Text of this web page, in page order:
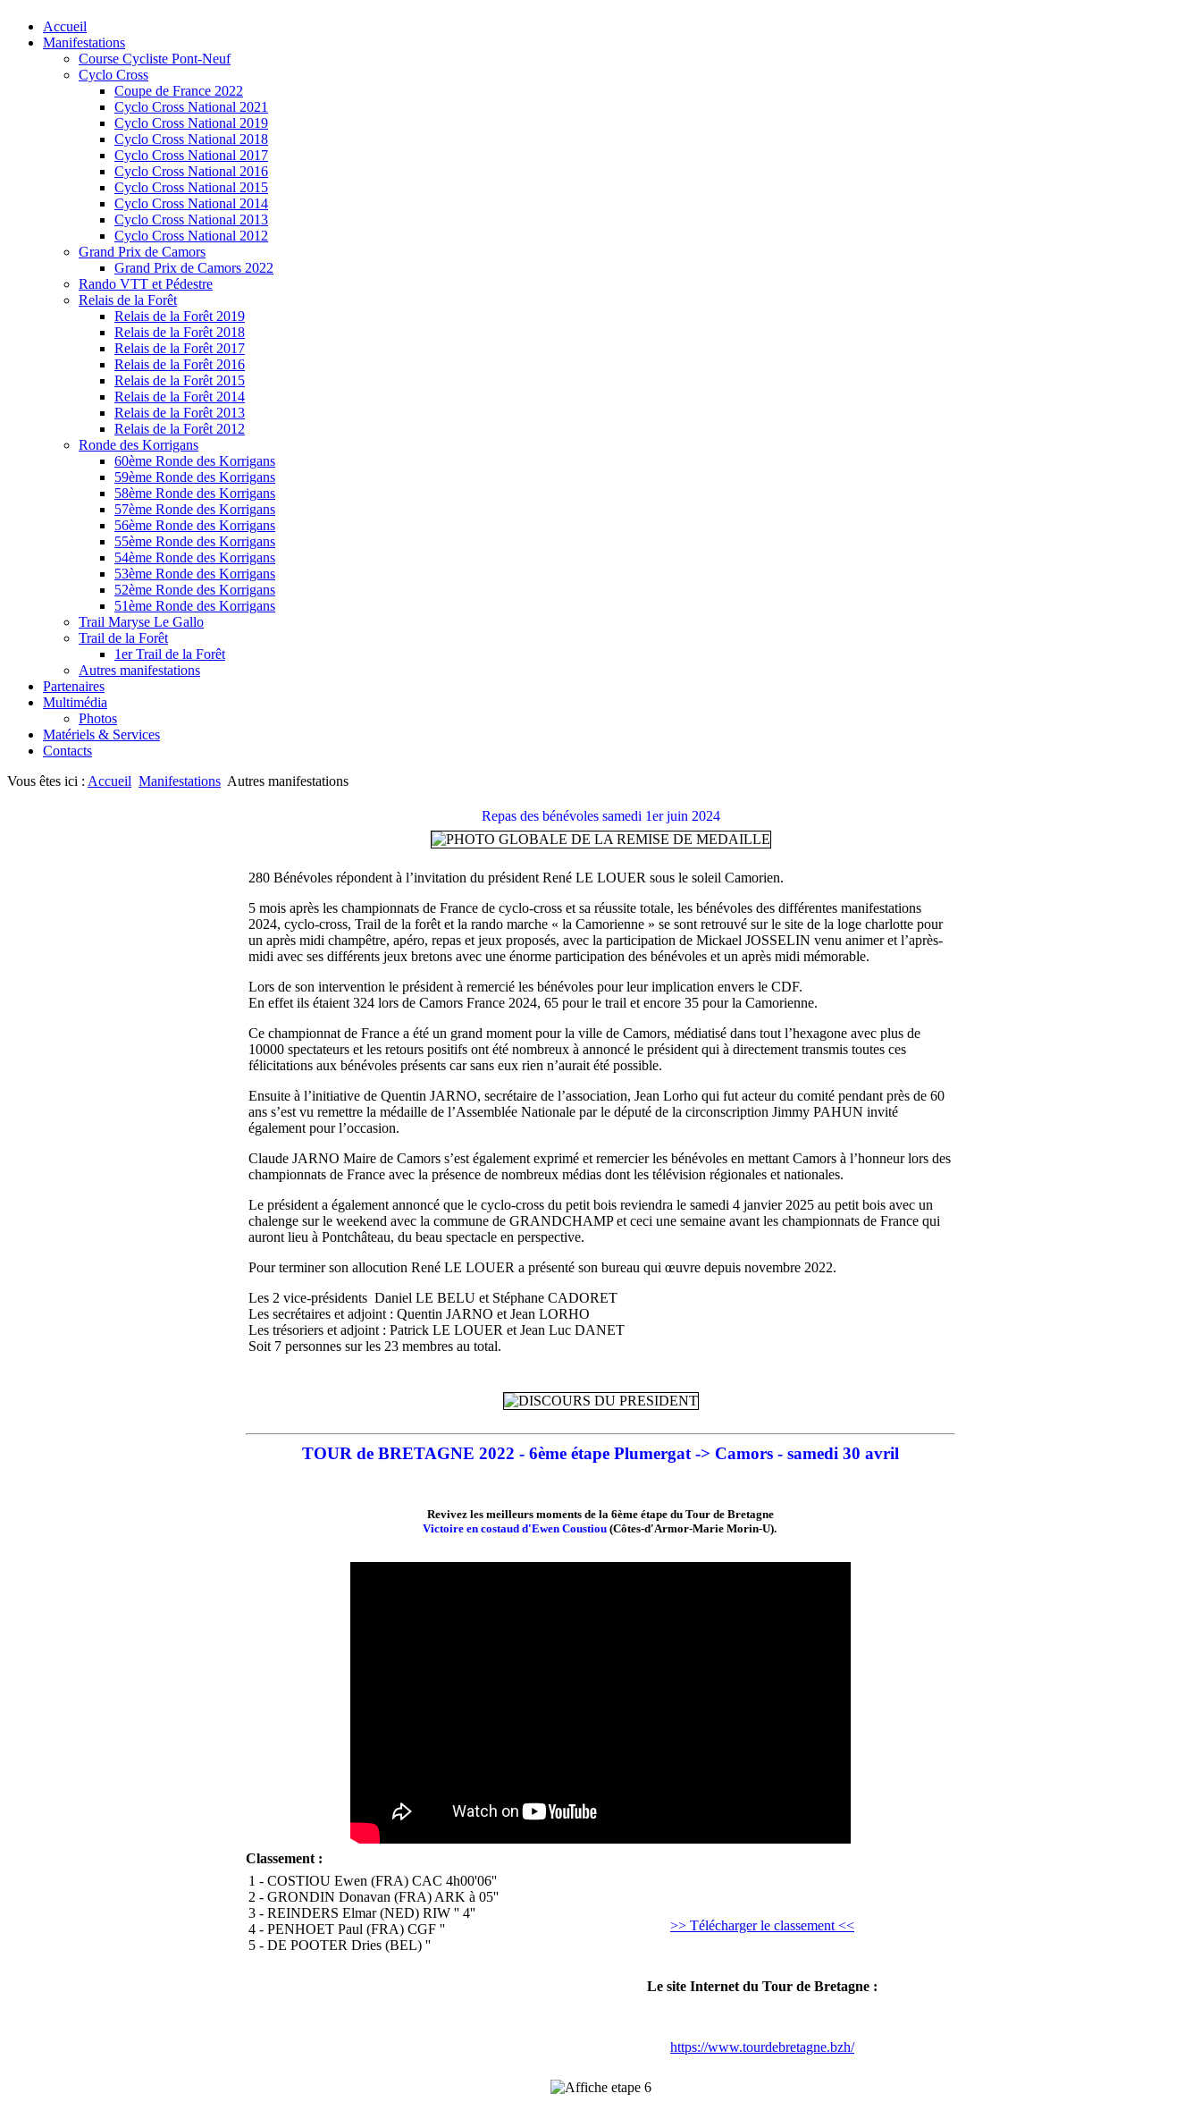
Accueil
Manifestations
Course Cycliste Pont-Neuf
Cyclo Cross
Coupe de France 2022
Cyclo Cross National 2021
Cyclo Cross National 2019
Cyclo Cross National 2018
Cyclo Cross National 2017
Cyclo Cross National 2016
Cyclo Cross National 2015
Cyclo Cross National 2014
Cyclo Cross National 2013
Cyclo Cross National 2012
Grand Prix de Camors
Grand Prix de Camors 2022
Rando VTT et Pédestre
Relais de la Forêt
Relais de la Forêt 2019
Relais de la Forêt 2018
Relais de la Forêt 2017
Relais de la Forêt 2016
Relais de la Forêt 2015
Relais de la Forêt 2014
Relais de la Forêt 2013
Relais de la Forêt 2012
Ronde des Korrigans
60ème Ronde des Korrigans
59ème Ronde des Korrigans
58ème Ronde des Korrigans
57ème Ronde des Korrigans
56ème Ronde des Korrigans
55ème Ronde des Korrigans
54ème Ronde des Korrigans
53ème Ronde des Korrigans
52ème Ronde des Korrigans
51ème Ronde des Korrigans
Trail Maryse Le Gallo
Trail de la Forêt
1er Trail de la Forêt
Autres manifestations
Partenaires
Multimédia
Photos
Matériels & Services
Contacts
Vous êtes ici : Accueil Manifestations Autres manifestations
Repas des bénévoles samedi 1er juin 2024
280 Bénévoles répondent à l’invitation du président René LE LOUER sous le soleil Camorien.
5 mois après les championnats de France de cyclo-cross et sa réussite totale, les bénévoles des différentes manifestations
2024, cyclo-cross, Trail de la forêt et la rando marche « la Camorienne » se sont retrouvé sur le site de la loge charlotte pour
un après midi champêtre, apéro, repas et jeux proposés, avec la participation de Mickael JOSSELIN venu animer et l’après-
midi avec ses différents jeux bretons avec une énorme participation des bénévoles et un après midi mémorable.
Lors de son intervention le président à remercié les bénévoles pour leur implication envers le CDF.
En effet ils étaient 324 lors de Camors France 2024, 65 pour le trail et encore 35 pour la Camorienne.
Ce championnat de France a été un grand moment pour la ville de Camors, médiatisé dans tout l’hexagone avec plus de
10000 spectateurs et les retours positifs ont été nombreux à annoncé le président qui à directement transmis toutes ces
félicitations aux bénévoles présents car sans eux rien n’aurait été possible.
Ensuite à l’initiative de Quentin JARNO, secrétaire de l’association, Jean Lorho qui fut acteur du comité pendant près de 60
ans s’est vu remettre la médaille de l’Assemblée Nationale par le député de la circonscription Jimmy PAHUN invité
également pour l’occasion.
Claude JARNO Maire de Camors s’est également exprimé et remercier les bénévoles en mettant Camors à l’honneur lors des
championnats de France avec la présence de nombreux médias dont les télévision régionales et nationales.
Le président a également annoncé que le cyclo-cross du petit bois reviendra le samedi 4 janvier 2025 au petit bois avec un
chalenge sur le weekend avec la commune de GRANDCHAMP et ceci une semaine avant les championnats de France qui
auront lieu à Pontchâteau, du beau spectacle en perspective.
Pour terminer son allocution René LE LOUER a présenté son bureau qui œuvre depuis novembre 2022.
Les 2 vice-présidents Daniel LE BELU et Stéphane CADORET
Les secrétaires et adjoint : Quentin JARNO et Jean LORHO
Les trésoriers et adjoint : Patrick LE LOUER et Jean Luc DANET
Soit 7 personnes sur les 23 membres au total.
TOUR de BRETAGNE 2022 - 6ème étape Plumergat -> Camors - samedi 30 avril
Revivez les meilleurs moments de la 6ème étape du Tour de Bretagne
Victoire en costaud d'Ewen Coustiou(Côtes-d'Armor-Marie Morin-U).
Classement :
1 - COSTIOU Ewen (FRA) CAC 4h00'06''
2 - GRONDIN Donavan (FRA) ARK à 05''
3 - REINDERS Elmar (NED) RIW '' 4''
4 - PENHOET Paul (FRA) CGF ''
5 - DE POOTER Dries (BEL) ''
>> Télécharger le classement <<
Le site Internet du Tour de Bretagne :
https://www.tourdebretagne.bzh/